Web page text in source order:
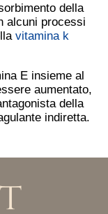
della
alcuni processi
vitamina k
E insieme al
aumentato,
della
indiretta.